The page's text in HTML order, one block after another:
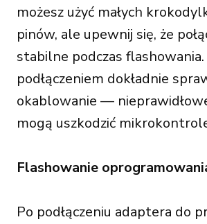
możesz użyć małych
pinów, ale upewnij się, że
stabilne podczas flashowania.
podłączeniem dokładnie
okablowanie —
mogą uszkodzić
Flashowanie
Po podłączeniu adaptera do